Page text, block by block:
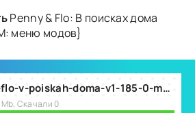
Penny & Flo: В поисках дома
меню модов}
penny-amp-flo-v-poiskah-doma-v1-185-0-mod.zip
Скачали 0